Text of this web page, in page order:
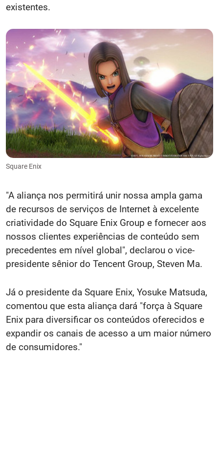
existentes.
Square Enix
"A aliança nos permitirá unir nossa ampla gama
de recursos de serviços de Internet à excelente
criatividade do Square Enix Group e fornecer aos
nossos clientes experiências de conteúdo sem
precedentes em nível global", declarou o vice-
presidente sênior do Tencent Group, Steven Ma.
Já o presidente da Square Enix, Yosuke Matsuda,
comentou que esta aliança dará "força à Square
Enix para diversificar os conteúdos oferecidos e
expandir os canais de acesso a um maior número
de consumidores."